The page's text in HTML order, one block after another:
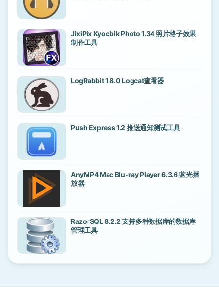
JixiPix Kyoobik Photo 1.34 照片格子效果
制作工具
LogRabbit 1.8.0 Logcat查看器
Push Express 1.2 推送通知测试工具
AnyMP4 Mac Blu-ray Player 6.3.6 蓝光播
放器
RazorSQL 8.2.2 支持多种数据库的数据库
管理工具